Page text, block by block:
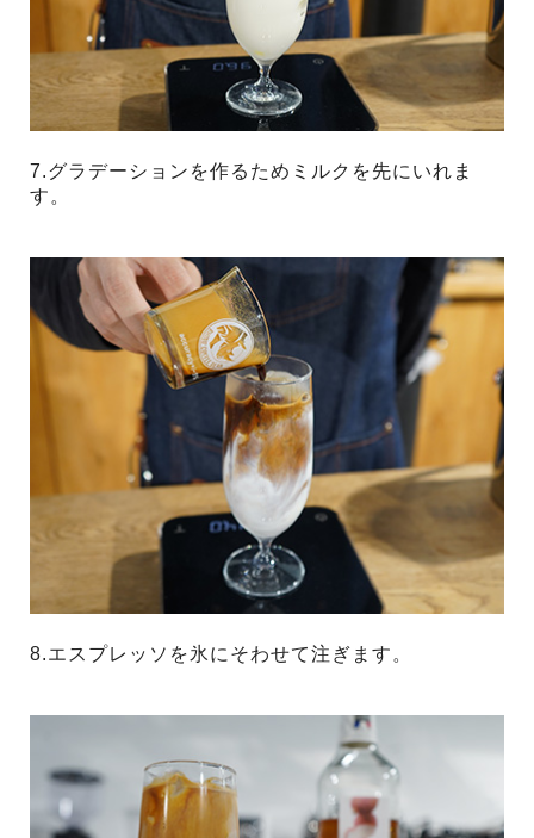
7.グラデーションを作るためミルクを先にいれま
す。
8.エスプレッソを氷にそわせて注ぎます。